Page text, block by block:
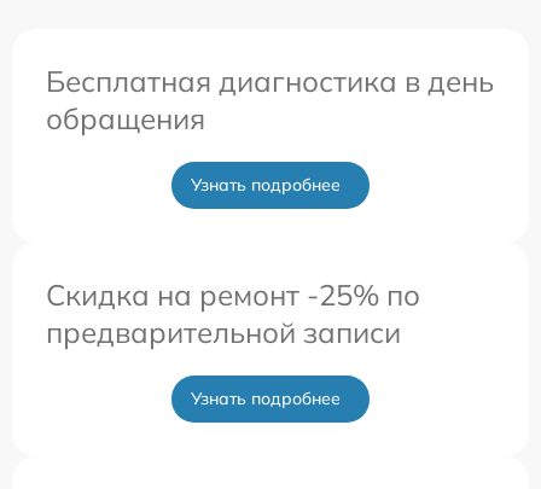
Бесплатная диагностика в день
обращения
Узнать подробнее
Скидка на ремонт -25% по
предварительной записи
Узнать подробнее